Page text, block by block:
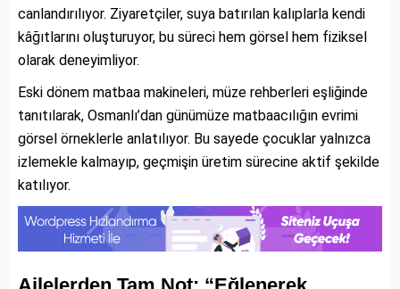
canlandırılıyor. Ziyaretçiler, suya batırılan kalıplarla kendi
kâğıtlarını oluşturuyor, bu süreci hem görsel hem fiziksel
olarak deneyimliyor.
Eski dönem matbaa makineleri, müze rehberleri eşliğinde
tanıtılarak, Osmanlı’dan günümüze matbaacılığın evrimi
görsel örneklerle anlatılıyor. Bu sayede çocuklar yalnızca
izlemekle kalmayıp, geçmişin üretim sürecine aktif şekilde
katılıyor.